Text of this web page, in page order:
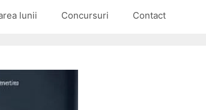
lunii Concursuri Contact